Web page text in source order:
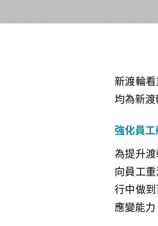
新渡輪
均為新渡
強化員
為提升
向員工
行中做
應變能力